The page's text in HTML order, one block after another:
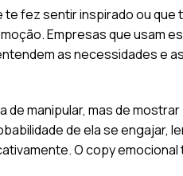
te fez sentir inspirado ou
Empresas que usam
as necessidades e
de manipular, mas de mostrar
de ela se engajar,
O copy